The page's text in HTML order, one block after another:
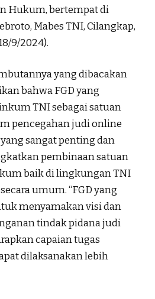
Hukum, bertempat di
Mabes TNI, Cilangkap,
9/2024).
yang dibacakan
bahwa FGD yang
TNI sebagai satuan
pencegahan judi online
sangat penting dan
pembinaan satuan
baik di lingkungan TNI
umum. “FGD yang
menyamakan visi dan
tindak pidana judi
capaian tugas
dilaksanakan lebih